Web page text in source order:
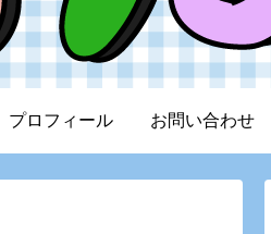
プロフィール お問い合わせ